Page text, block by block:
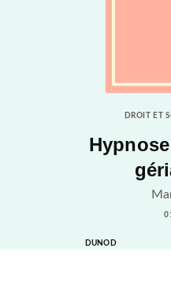
DROIT ET
DUNOD